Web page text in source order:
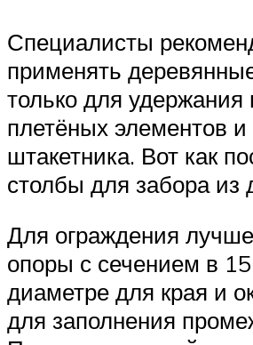
Специалисты
применять
только для удержания
плетёных элементов и
штакетника. Вот как
столбы для забора из
Для ограждения
опоры с сечением в
диаметре для края и
для заполнения